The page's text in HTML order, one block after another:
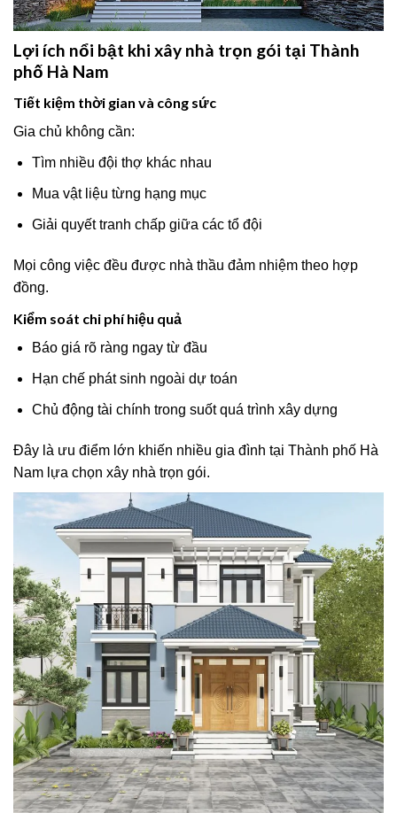
Lợi ích nổi bật khi xây nhà trọn gói tại Thành
phố Hà Nam
Tiết kiệm thời gian và công sức
Gia chủ không cần:
Tìm nhiều đội thợ khác nhau
Mua vật liệu từng hạng mục
Giải quyết tranh chấp giữa các tổ đội
Mọi công việc đều được nhà thầu đảm nhiệm theo hợp
đồng.
Kiểm soát chi phí hiệu quả
Báo giá rõ ràng ngay từ đầu
Hạn chế phát sinh ngoài dự toán
Chủ động tài chính trong suốt quá trình xây dựng
Đây là ưu điểm lớn khiến nhiều gia đình tại Thành phố Hà
Nam lựa chọn xây nhà trọn gói.